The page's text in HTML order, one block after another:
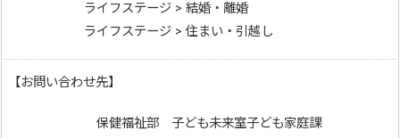
ライフステージ > 結婚・離婚
ライフステージ > 住まい・引越し
【お問い合わせ先】
保健福祉部 子ども未来室子ども家庭課